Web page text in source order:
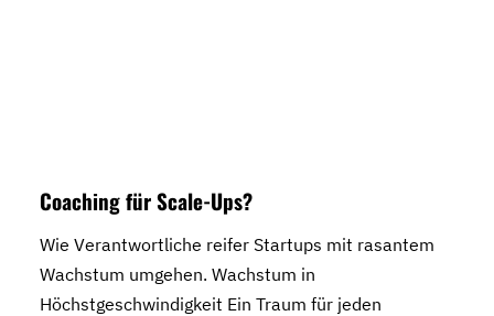
Coaching für Scale-Ups?
Wie Verantwortliche reifer Startups mit rasantem
Wachstum umgehen. Wachstum in
Höchstgeschwindigkeit Ein Traum für jeden